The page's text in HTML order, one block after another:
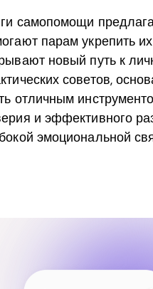
самопомощи
парам укрепить
новый путь к
советов,
отличным
и эффективного
эмоциональной